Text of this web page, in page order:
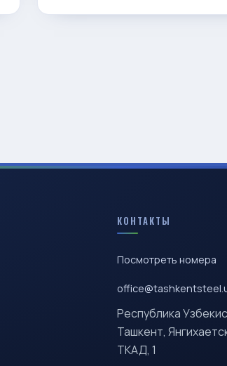
КОНТАКТЫ
Посмотреть номера
Республика
Ташкент,
ТКАД, 1